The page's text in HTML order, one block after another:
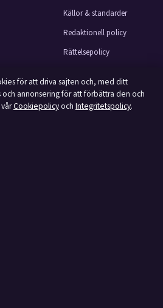
Källor & standarder
Redaktionell policy
Rättelsepolicy
Ägande & finansiering
Integritetspolicy
för att driva sajten och, med ditt
annonsering för att förbättra den och
Cookiepolicyoch Integritetspolicy.